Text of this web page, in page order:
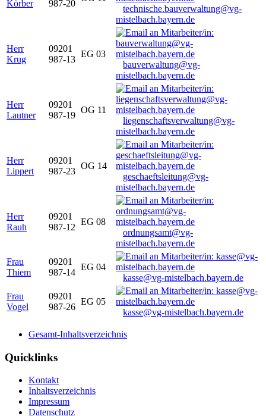
Körber
987-20
technische.bauverwaltung@vg-
mistelbach.bayern.de
Herr
Krug
09201
987-13
EG 03
bauverwaltung@vg-
mistelbach.bayern.de
Herr
Lautner
09201
987-19
OG 11
liegenschaftsverwaltung@vg-
mistelbach.bayern.de
Herr
Lippert
09201
987-23
OG 14
geschaeftsleitung@vg-
mistelbach.bayern.de
Herr
Rauh
09201
987-12
EG 08
ordnungsamt@vg-
mistelbach.bayern.de
Frau
Thiem
09201
987-14
EG 04
kasse@vg-mistelbach.bayern.de
Frau
Vogel
09201
987-26
EG 05
kasse@vg-mistelbach.bayern.de
Gesamt-Inhaltsverzeichnis
Quicklinks
Kontakt
Inhaltsverzeichnis
Impressum
Datenschutz